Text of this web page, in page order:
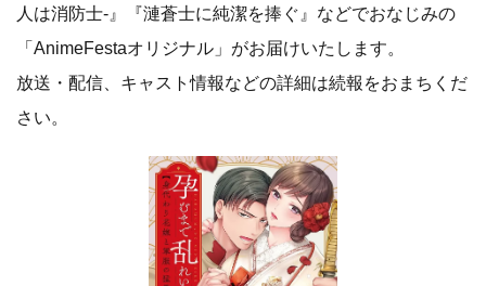
人は消防士-』『漣蒼士に純潔を捧ぐ』などでおなじみの
「AnimeFestaオリジナル」がお届けいたします。
放送・配信、キャスト情報などの詳細は続報をおまちくだ
さい。